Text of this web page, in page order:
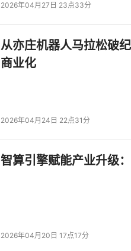
2026年04月27日 23点33分
从亦庄机器人马拉松破
商业化
2026年04月24日 22点31分
智算引擎赋能产业升级
2026年04月20日 17点17分